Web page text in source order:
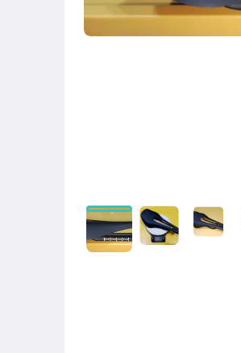
汽機車精品百貨
手錶與飾品配件
電腦、平板與周邊